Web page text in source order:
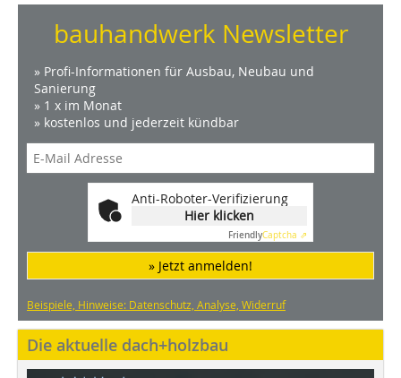
bauhandwerk Newsletter
» Profi-Informationen für Ausbau, Neubau und
Sanierung
» 1 x im Monat
» kostenlos und jederzeit kündbar
Anti-Roboter-Verifizierung
Hier klicken
FriendlyCaptcha ⇗
» Jetzt anmelden!
Beispiele, Hinweise: Datenschutz, Analyse, Widerruf
Die aktuelle dach+holzbau